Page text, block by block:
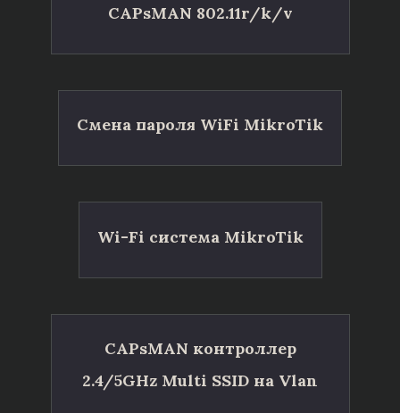
CAPsMAN 802.11r/k/v
Смена пароля WiFi MikroTik
Wi-Fi система MikroTik
CAPsMAN контроллер
2.4/5GHz Multi SSID на Vlan